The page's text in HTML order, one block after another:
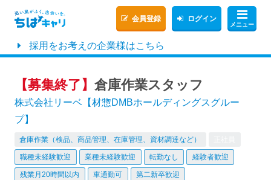
メニュー
会員登録 ログイン
採用をお考えの企業様はこちら
【募集終了】 倉庫作業スタッフ
株式会社リーベ【材惣DMBホールディングスグルー
プ】
倉庫作業（検品、商品管理、在庫管理、資材調達など）
職種未経験歓迎 業種未経験歓迎 転勤なし 経験者歓迎
残業月20時間以内 車通勤可 第二新卒歓迎